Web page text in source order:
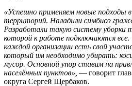
«Успешно применяем новые подходы
территорий. Наладили симбиоз
Разработали такую систему уборки
которой к работе подключаются все.
каждой организации есть свой
который им необходимо убирать:
мусор. Основной упор ставим на
населённых пунктов», — говорит
округа Сергей Щербаков.